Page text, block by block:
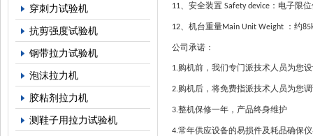
穿刺力试验机
抗剪强度试验机
钢带拉力试验机
泡沫拉力机
胶粘剂拉力机
测鞋子用拉力试验机
11、安全装置 Safety device ：电子限
12、机台重量Main Unit Weight ：约
公司承诺：
1.购机前，我们专门派技术人员为您
2.购机后，将免费指派技术人员为您
3.整机保修一年，产品终身维护
4.常年供应设备的易损件及耗品确保